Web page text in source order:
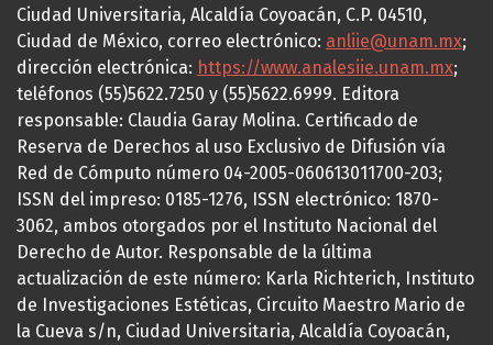
Ciudad Universitaria, Alcaldía Coyoacán, C.P. 04510,
Ciudad de México, correo electrónico: anliie@unam.mx;
dirección electrónica: https://www.analesiie.unam.mx;
teléfonos (55)5622.7250 y (55)5622.6999. Editora
responsable: Claudia Garay Molina. Certificado de
Reserva de Derechos al uso Exclusivo de Difusión vía
Red de Cómputo número 04-2005-060613011700-203;
ISSN del impreso: 0185-1276, ISSN electrónico: 1870-
3062, ambos otorgados por el Instituto Nacional del
Derecho de Autor. Responsable de la última
actualización de este número: Karla Richterich, Instituto
de Investigaciones Estéticas, Circuito Maestro Mario de
la Cueva s/n, Ciudad Universitaria, Alcaldía Coyoacán,